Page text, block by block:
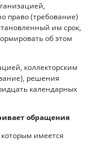
право (требование)
им срок,
об этом
коллекторским
решения
календарных
обращения
имеется